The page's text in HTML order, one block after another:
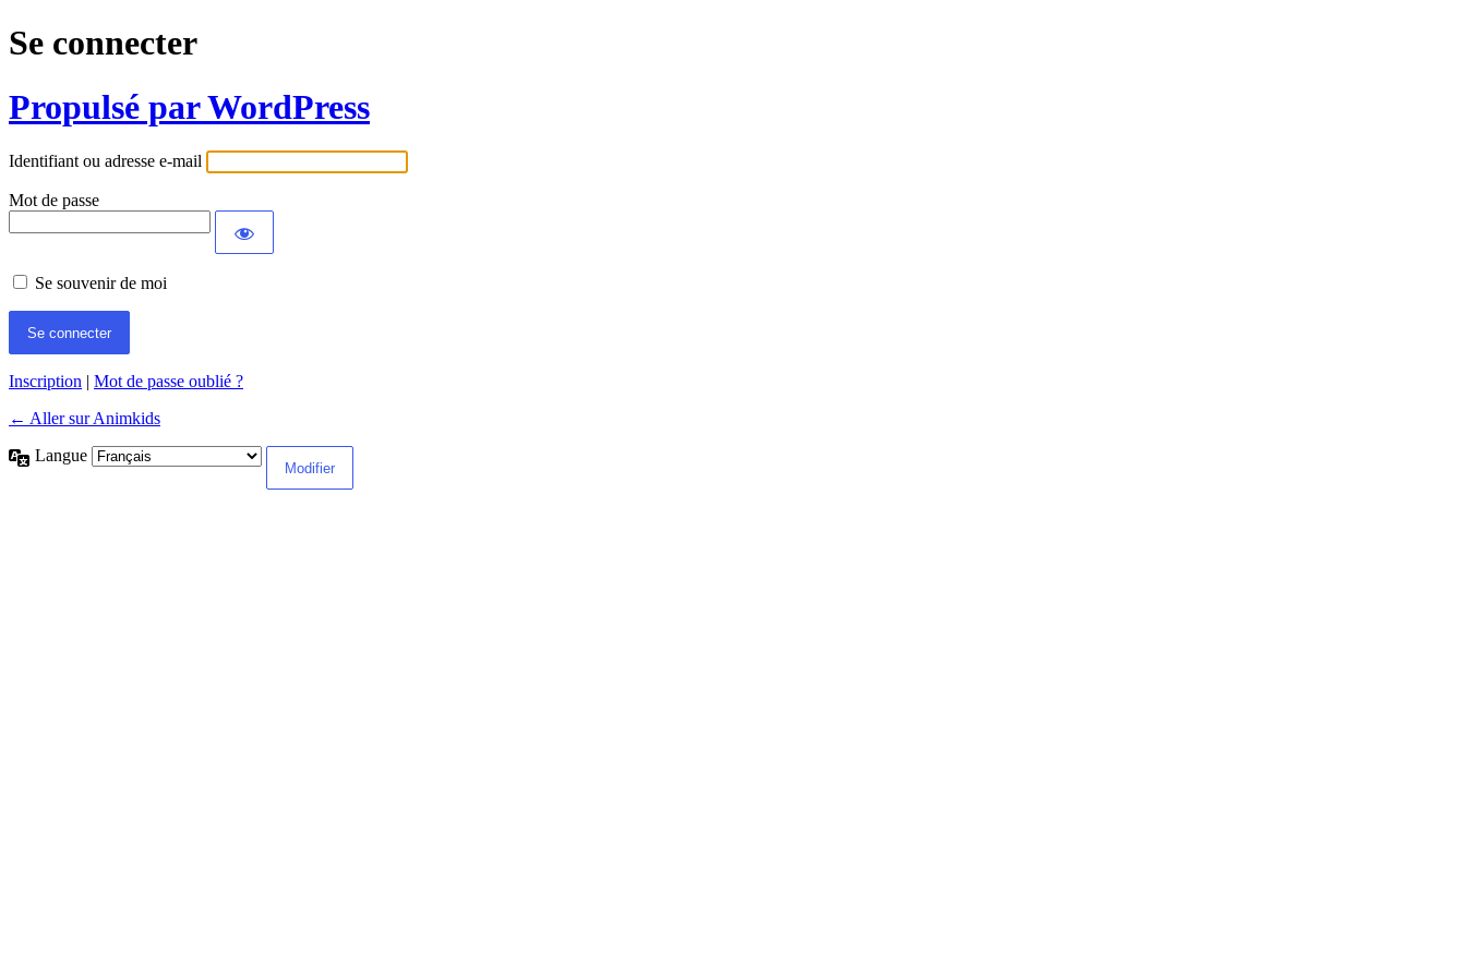
Se connecter
Propulsé par WordPress
Identifiant ou adresse e-mail
Mot de passe
Se souvenir de moi
Inscription | Mot de passe oublié ?
← Aller sur Animkids
Langue